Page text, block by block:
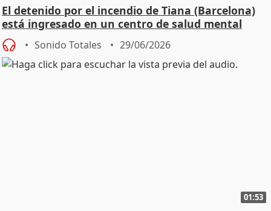
El detenido por el incendio de Tiana (Barcelona)
está ingresado en un centro de salud mental
Sonido Totales 29/06/2026
01:53